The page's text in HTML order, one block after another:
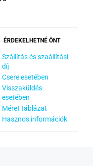
ÉRDEKELHETNÉ ÖNT
Szállítás és szaállítási
díj
Csere esetében
Visszaküldés
esetében
Méret táblázat
Hasznos információk